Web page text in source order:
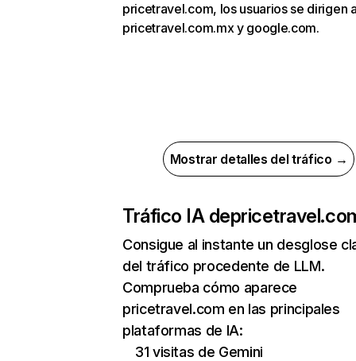
pricetravel.com, los usuarios se dirigen
pricetravel.com.mx y google.com.
Mostrar detalles del tráfico →
Tráfico IA de
Consigue al instante un desglose
del tráfico procedente de LLM.
Comprueba cómo aparece
pricetravel.com en las principales
plataformas de IA:
31 visitas de Gemini